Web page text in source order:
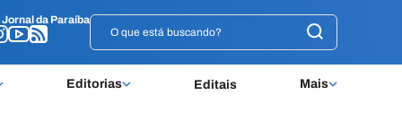
Jornal da Paraíba
Editorias Editais Mais
Jornal da Paraíba